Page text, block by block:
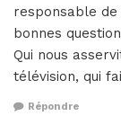
responsable
bonnes
Qui nous
télévision, qui
Répondre